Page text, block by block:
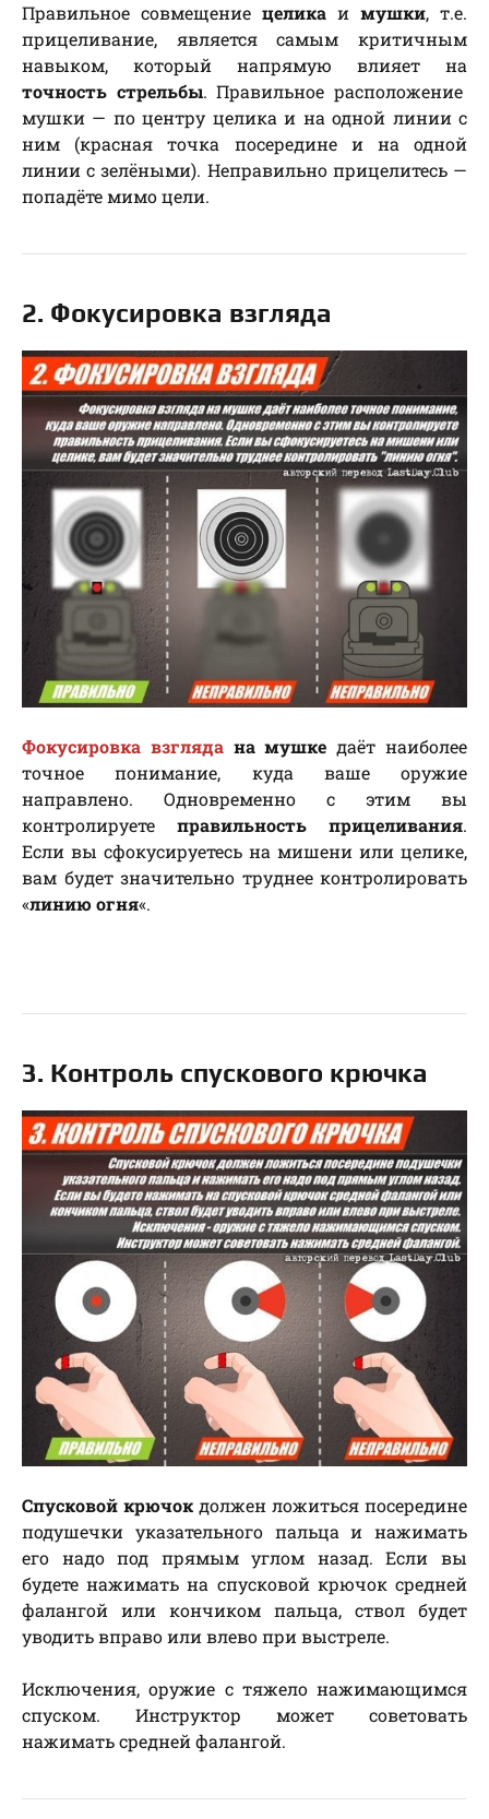
Правильное совмещение целика и мушки, т.е.
прицеливание, является самым критичным
навыком, который напрямую влияет на
точность стрельбы. Правильное расположение
мушки — по центру целика и на одной линии с
ним (красная точка посередине и на одной
линии с зелёными). Неправильно прицелитесь —
попадёте мимо цели.
2. Фокусировка взгляда
Фокусировка взглядана мушке даёт наиболее
точное понимание, куда ваше оружие
направлено. Одновременно с этим вы
контролируете правильность прицеливания.
Если вы сфокусируетесь на мишени или целике,
вам будет значительно труднее контролировать
«линию огня«.
3. Контроль спускового крючка
Спусковой крючок должен ложиться посередине
подушечки указательного пальца и нажимать
его надо под прямым углом назад. Если вы
будете нажимать на спусковой крючок средней
фалангой или кончиком пальца, ствол будет
уводить вправо или влево при выстреле.
Исключения, оружие с тяжело нажимающимся
спуском. Инструктор может советовать
нажимать средней фалангой.